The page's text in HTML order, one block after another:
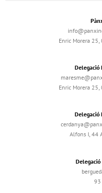
Enric Morera
Delegació
Enric Morera
Delegació
Alfons I, 44
Delegació
93